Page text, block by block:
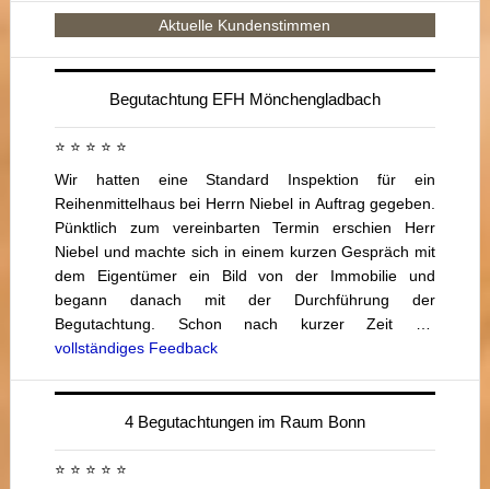
Aktuelle Kundenstimmen
Begutachtung EFH Mönchengladbach
⭐ ⭐ ⭐ ⭐ ⭐
Wir hatten eine Standard Inspektion für ein
Reihenmittelhaus bei Herrn Niebel in Auftrag gegeben.
Pünktlich zum vereinbarten Termin erschien Herr
Niebel und machte sich in einem kurzen Gespräch mit
dem Eigentümer ein Bild von der Immobilie und
begann danach mit der Durchführung der
Begutachtung. Schon nach kurzer Zeit …
vollständiges Feedback
4 Begutachtungen im Raum Bonn
⭐ ⭐ ⭐ ⭐ ⭐